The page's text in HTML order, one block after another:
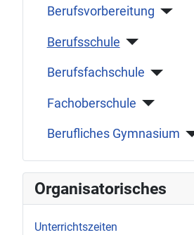
Berufsvorbereitung
Berufsschule
Berufsfachschule
Fachoberschule
Berufliches Gymnasium
Organisatorisches
Unterrichtszeiten